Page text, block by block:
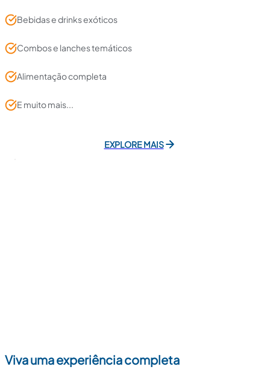
Bebidas e drinks exóticos
Combos e lanches temáticos
Alimentação completa
E muito mais...
EXPLORE MAIS
Viva uma experiência completa